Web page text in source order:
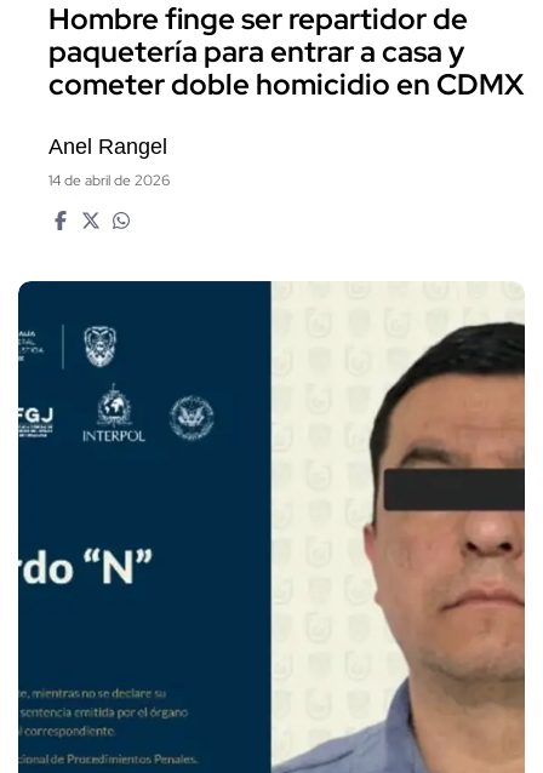
Hombre finge ser repartidor de
paquetería para entrar a casa y
cometer doble homicidio en CDMX
Anel Rangel
14 de abril de 2026